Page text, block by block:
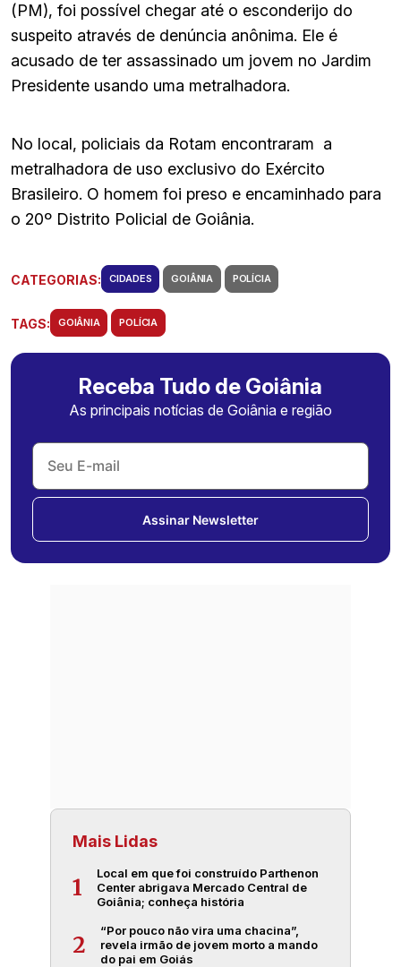
(PM), foi possível chegar até o esconderijo do
suspeito através de denúncia anônima. Ele é
acusado de ter assassinado um jovem no Jardim
Presidente usando uma metralhadora.
No local, policiais da Rotam encontraram a
metralhadora de uso exclusivo do Exército
Brasileiro. O homem foi preso e encaminhado para
o 20º Distrito Policial de Goiânia.
CATEGORIAS: CIDADES GOIÂNIA POLÍCIA
TAGS: GOIÂNIA POLÍCIA
Receba Tudo de Goiânia
As principais notícias de Goiânia e região
Assinar Newsletter
Mais Lidas
1
Local em que foi construído Parthenon
Center abrigava Mercado Central de
Goiânia; conheça história
2
“Por pouco não vira uma chacina”,
revela irmão de jovem morto a mando
do pai em Goiás